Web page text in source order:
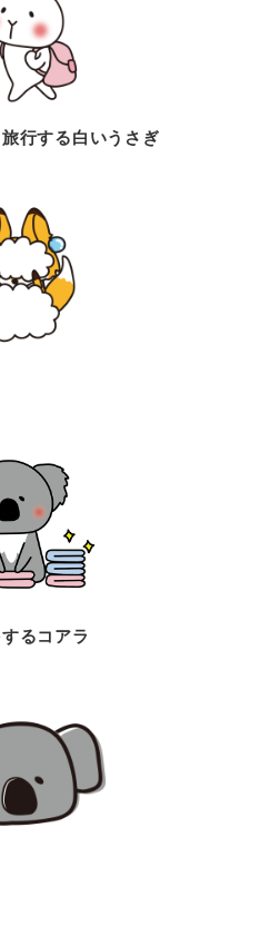
行する白いうさぎ
るコアラ